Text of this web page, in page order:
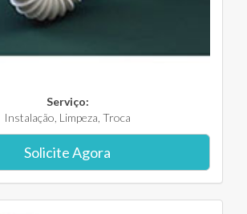
Serviço:
Instalação, Limpeza, Troca
Solicite Agora